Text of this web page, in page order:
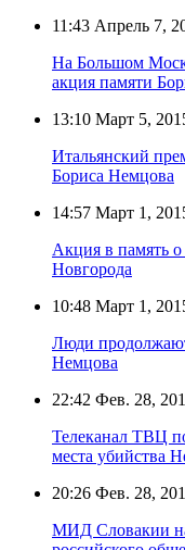
11:43 Апрель 7,
На Большом
акция памяти
13:10 Март 5,
Итальянский
Бориса Немцова
14:57 Март 1,
Акция в память
Новгорода
10:48 Март 1,
Люди
Немцова
22:42 Фев. 28,
Телеканал ТВЦ
места убийства
20:26 Фев. 28,
МИД Словакии